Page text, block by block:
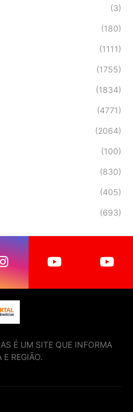
(3)
(180)
(1111)
(1755)
(1834)
(4771)
(2064)
(100)
(830)
(405)
(693)
É UM SITE QUE INFORMA
E REGIÃO.